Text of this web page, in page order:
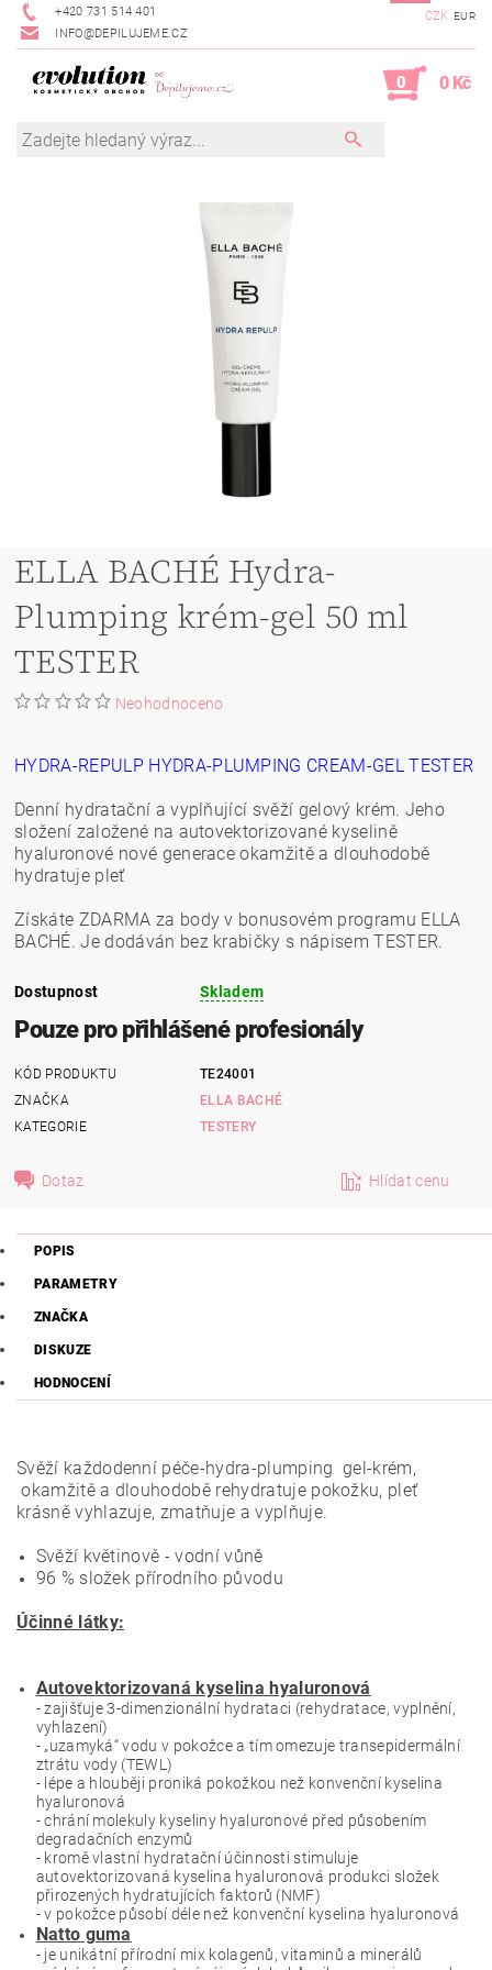
+420 731 514 401
INFO@DEPILUJEME.CZ
CZK EUR
0 0 Kč
ELLA BACHÉ Hydra-
Plumping krém-gel 50 ml
TESTER
Neohodnoceno
HYDRA-REPULP HYDRA-PLUMPING CREAM-GEL TESTER
Denní hydratační a vyplňující svěží gelový krém. Jeho
složení založené na autovektorizované kyselině
hyaluronové nové generace okamžitě a dlouhodobě
hydratuje pleť
Získáte ZDARMA za body v bonusovém programu ELLA
BACHÉ. Je dodáván bez krabičky s nápisem TESTER.
Dostupnost Skladem
Pouze pro přihlášené profesionály
KÓD PRODUKTU
TE24001
ZNAČKA
ELLA BACHÉ
KATEGORIE
TESTERY
Dotaz Hlídat cenu
POPIS
PARAMETRY
ZNAČKA
DISKUZE
HODNOCENÍ
Svěží každodenní péče-hydra-plumping gel-krém,
okamžitě a dlouhodobě rehydratuje pokožku, pleť
krásně vyhlazuje, zmatňuje a vyplňuje.
Svěží květinově - vodní vůně
96 % složek přírodního původu
Účinné látky:
Autovektorizovaná kyselina hyaluronová
- zajišťuje 3-dimenzionální hydrataci (rehydratace, vyplnění,
vyhlazení)
- „uzamyká“ vodu v pokožce a tím omezuje transepidermální
ztrátu vody (TEWL)
- lépe a hlouběji proniká pokožkou než konvenční kyselina
hyaluronová
- chrání molekuly kyseliny hyaluronové před působením
degradačních enzymů
- kromě vlastní hydratační účinnosti stimuluje
autovektorizovaná kyselina hyaluronová produkci složek
přirozených hydratujících faktorů (NMF)
- v pokožce působí déle než konvenční kyselina hyaluronová
Natto guma
- je unikátní přírodní mix kolagenů, vitaminů a minerálů